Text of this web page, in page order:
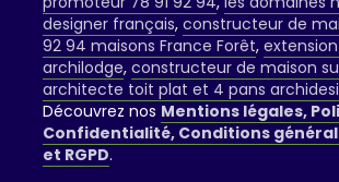
designer français, constructeur de
92 94 maisons France Forêt,
archilodge, constructeur de maison
architecte toit plat et 4 pans
Découvrez nos Mentions légales,
Confidentialité, Conditions
et RGPD.